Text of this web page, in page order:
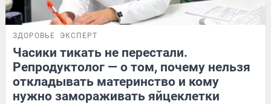
ЗДОРОВЬЕ ЭКСПЕРТ
Часики тикать не перестали.
Репродуктолог — о том, почему нельзя
откладывать материнство и кому
нужно замораживать яйцеклетки